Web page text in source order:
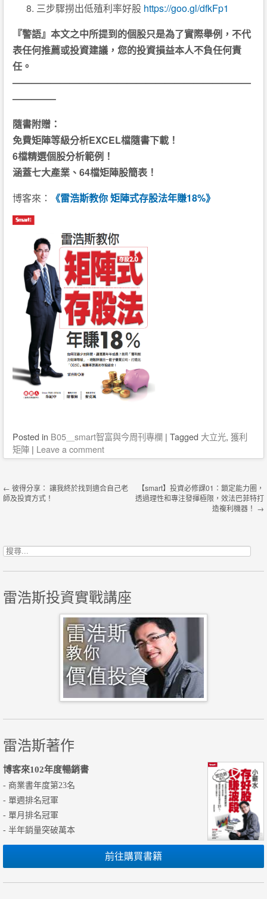
三步驟撈出低殖利率好股 https://goo.gl/dfkFp1
『警語』本文之中所提到的個股只是為了實際舉例，不代
表任何推薦或投資建議，您的投資損益本人不負任何責
任。
—————————————————————————
————–
隨書附贈：
免費矩陣等級分析EXCEL檔隨書下載！
6檔精選個股分析範例！
涵蓋七大產業、64檔矩陣股簡表！
博客來：
《雷浩斯教你 矩陣式存股法年賺18%》
Posted in B05＿smart智富與今周刊專欄 | Tagged 大立光, 獲利
矩陣 | Leave a comment
← 彼得分享： 讓我終於找到適合自己老
師及投資方式！
【smart】投資必修課01：鎖定能力圈，
透過理性和專注發揮極限，效法巴菲特打
造複利機器！ →
搜尋關鍵字:
雷浩斯投資實戰講座
雷浩斯著作
博客來102年度暢銷書
- 商業書年度第23名
- 單週排名冠軍
- 單月排名冠軍
- 半年銷量突破萬本
前往購買書籍